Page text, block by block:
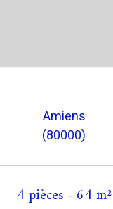
Amiens
(80000)
4 pièces - 64 m²